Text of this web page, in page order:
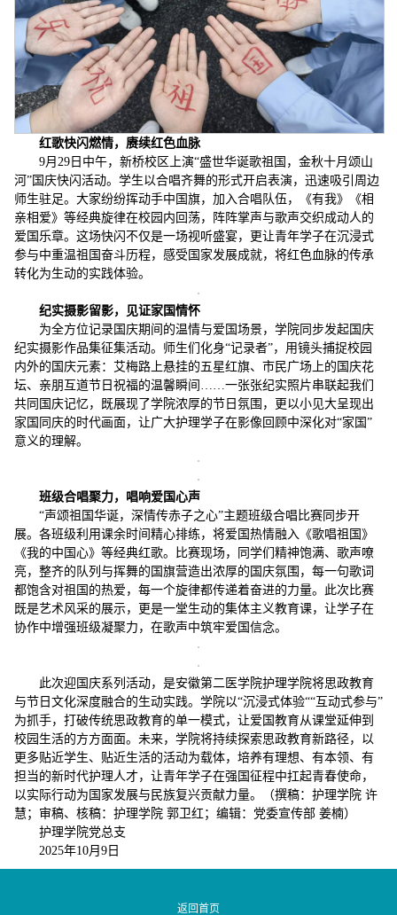
红歌快闪燃情，赓续红色血脉
9月29日中午，新桥校区上演“盛世华诞歌祖国，金秋十月颂山
河”国庆快闪活动。学生以合唱齐舞的形式开启表演，迅速吸引周边
师生驻足。大家纷纷挥动手中国旗，加入合唱队伍，《有我》《相
亲相爱》等经典旋律在校园内回荡，阵阵掌声与歌声交织成动人的
爱国乐章。这场快闪不仅是一场视听盛宴，更让青年学子在沉浸式
参与中重温祖国奋斗历程，感受国家发展成就，将红色血脉的传承
转化为生动的实践体验。
纪实摄影留影，见证家国情怀
为全方位记录国庆期间的温情与爱国场景，学院同步发起国庆
纪实摄影作品集征集活动。师生们化身“记录者”，用镜头捕捉校园
内外的国庆元素：艾梅路上悬挂的五星红旗、市民广场上的国庆花
坛、亲朋互道节日祝福的温馨瞬间……一张张纪实照片串联起我们
共同国庆记忆，既展现了学院浓厚的节日氛围，更以小见大呈现出
家国同庆的时代画面，让广大护理学子在影像回顾中深化对“家国”
意义的理解。
班级合唱聚力，唱响爱国心声
“声颂祖国华诞，深情传赤子之心”主题班级合唱比赛同步开
展。各班级利用课余时间精心排练，将爱国热情融入《歌唱祖国》
《我的中国心》等经典红歌。比赛现场，同学们精神饱满、歌声嘹
亮，整齐的队列与挥舞的国旗营造出浓厚的国庆氛围，每一句歌词
都饱含对祖国的热爱，每一个旋律都传递着奋进的力量。此次比赛
既是艺术风采的展示，更是一堂生动的集体主义教育课，让学子在
协作中增强班级凝聚力，在歌声中筑牢爱国信念。
此次迎国庆系列活动，是安徽第二医学院护理学院将思政教育
与节日文化深度融合的生动实践。学院以“沉浸式体验““互动式参与”
为抓手，打破传统思政教育的单一模式，让爱国教育从课堂延伸到
校园生活的方方面面。未来，学院将持续探索思政教育新路径，以
更多贴近学生、贴近生活的活动为载体，培养有理想、有本领、有
担当的新时代护理人才，让青年学子在强国征程中扛起青春使命，
以实际行动为国家发展与民族复兴贡献力量。（撰稿：护理学院 许
慧；审稿、核稿：护理学院 郭卫红；编辑：党委宣传部 姜楠）
护理学院党总支
2025年10月9日
返回首页